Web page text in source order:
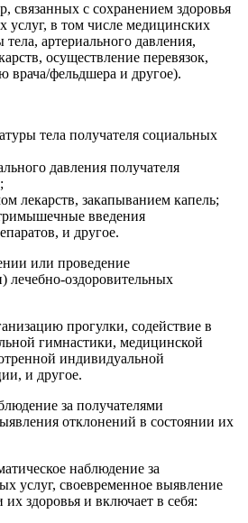
связанных с сохранением здоровья
услуг, в том числе медицинских
артериального давления,
осуществление перевязок,
врача/фельдшера и другое).
тела получателя социальных
давления получателя
лекарств, закапыванием капель;
введения
и другое.
или проведение
лечебно-оздоровительных
прогулки, содействие в
гимнастики, медицинской
индивидуальной
и другое.
за получателями
отклонений в состоянии их
наблюдение за
услуг, своевременное выявление
здоровья и включает в себя: